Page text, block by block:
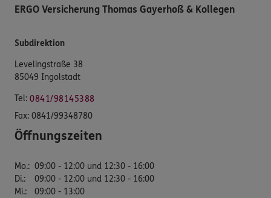
ERGO Versicherung Thomas Gayerhoß & Kollegen
Subdirektion
Levelingstraße 38
85049 Ingolstadt
Tel: 0841/98145388
Fax: 0841/99348780
Öffnungszeiten
Mo.: 09:00 - 12:00 und 12:30 - 16:00
Di.:
09:00 - 12:00 und 12:30 - 16:00
Mi.:
09:00 - 13:00